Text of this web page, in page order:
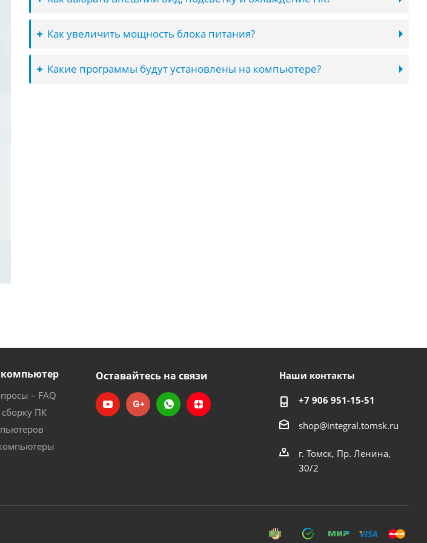
Как увеличить мощность блока питания?
Какие программы будут установлены на компьютере?
– FAQ
сборку ПК
Оставайтесь на связи Наши контакты
+7 906 951-15-51
shop@integral.tomsk.ru
г. Томск, Пр. Ленина,
30/2